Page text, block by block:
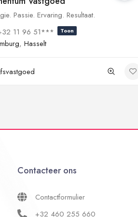
Passie. Ervaring. Resultaat.
11 96 51***
Toon
, Hasselt
Contacteer ons
Contactformulier
+32 460 255 660